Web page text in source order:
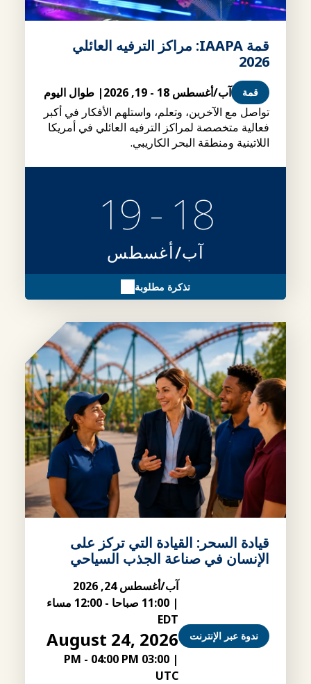
قمة IAAPA: مراكز الترفيه العائلي
2026
قمة آب/أغسطس 18 - 19, 2026
| طوال اليوم
تواصل مع الآخرين، وتعلم، واستلهم الأفكار في أكبر
فعالية متخصصة لمراكز الترفيه العائلي في أمريكا
اللاتينية ومنطقة البحر الكاريبي.
18 - 19
آب/أغسطس
تذكرة مطلوبة
قيادة السحر: القيادة التي تركز على
الإنسان في صناعة الجذب السياحي
ندوة عبر الإنترنت
آب/أغسطس 24, 2026
| 11:00 صباحا -
12:00 مساء
EDT
August 24, 2026
|
03:00 PM
- 04:00 PM
UTC